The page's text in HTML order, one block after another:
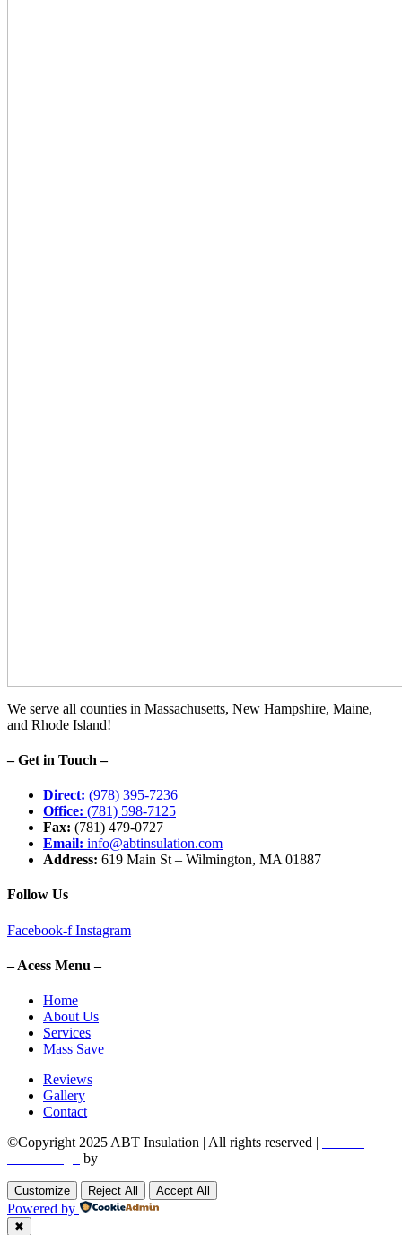
We serve all counties in Massachusetts, New Hampshire, Maine,
and Rhode Island!
– Get in Touch –
Direct: (978) 395-7236
Office: (781) 598-7125
Fax: (781) 479-0727
Email: info@abtinsulation.com
Address: 619 Main St – Wilmington, MA 01887
Follow Us
Facebook-f Instagram
– Acess Menu –
Home
About Us
Services
Mass Save
Reviews
Gallery
Contact
©Copyright 2025 ABT Insulation | All rights reserved |
by
Customize Reject All Accept All
Powered by
✖